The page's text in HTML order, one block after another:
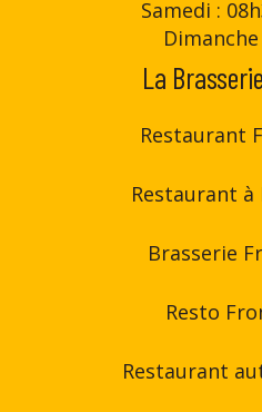
Samedi :
La
Restaurant
Restaurant
Brasserie
Resto
Restaurant